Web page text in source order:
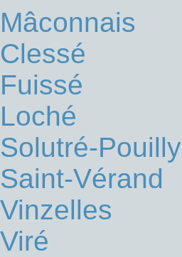
Mâconnais
Clessé
Fuissé
Loché
Solutré-Pouilly
Saint-Vérand
Vinzelles
Viré